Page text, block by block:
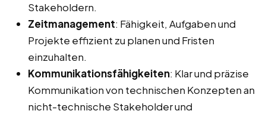
Stakeholdern.
Zeitmanagement: Fähigkeit, Aufgaben und
Projekte effizient zu planen und Fristen
einzuhalten.
Kommunikationsfähigkeiten: Klar und präzise
Kommunikation von technischen Konzepten an
nicht-technische Stakeholder und